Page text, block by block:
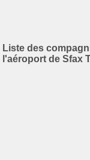
Liste des
l'aéroport de Sfax